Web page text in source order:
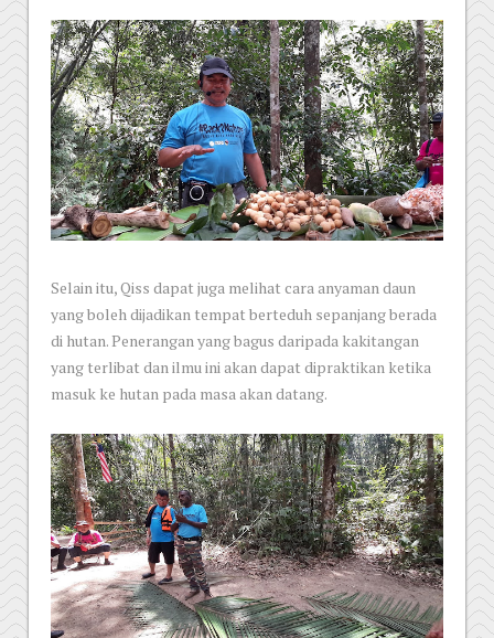
Selain itu, Qiss dapat juga melihat cara anyaman daun
yang boleh dijadikan tempat berteduh sepanjang berada
di hutan. Penerangan yang bagus daripada kakitangan
yang terlibat dan ilmu ini akan dapat dipraktikan ketika
masuk ke hutan pada masa akan datang.